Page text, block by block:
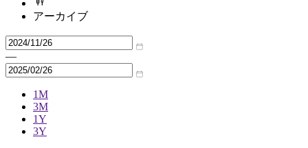
アーカイブ
—
1M
3M
1Y
3Y